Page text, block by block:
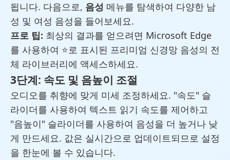
됩니다. 다음으로, 음성 메뉴를 탐색하여 다양한 남
성 및 여성 음성을 들어보세요.
프로 팁: 최상의 결과를 얻으려면 Microsoft Edge
를 사용하여 ⭐로 표시된 프리미엄 신경망 음성의 전
체 라이브러리에 액세스하세요.
3단계: 속도 및 음높이 조절
오디오를 취향에 맞게 미세 조정하세요. "속도" 슬
라이더를 사용하여 텍스트 읽기 속도를 제어하고
"음높이" 슬라이더를 사용하여 음성을 더 높거나 낮
게 만드세요. 값은 실시간으로 업데이트되므로 설정
을 한눈에 볼 수 있습니다.